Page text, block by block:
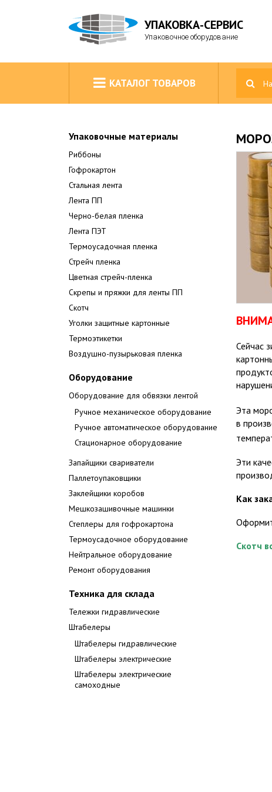
УПАКОВКА-СЕРВИС
Упаковочное оборудование
КАТАЛОГ ТОВАРОВ
Упаковочные материалы
Риббоны
Гофрокартон
Стальная лента
Лента ПП
Черно-белая пленка
Лента ПЭТ
Термоусадочная пленка
Стрейч пленка
Цветная стрейч-пленка
Скрепы и пряжки для ленты ПП
Скотч
Уголки защитные картонные
Термоэтикетки
Воздушно-пузырьковая пленка
Оборудование
Оборудование для обвязки лентой
Ручное механическое оборудование
Ручное автоматическое оборудование
Стационарное оборудование
Запайщики свариватели
Паллетоупаковщики
Заклейщики коробов
Мешкозашивочные машинки
Степлеры для гофрокартона
Термоусадочное оборудование
Нейтральное оборудование
Ремонт оборудования
Техника для склада
Тележки гидравлические
Штабелеры
Штабелеры гидравлические
Штабелеры электрические
Штабелеры электрические
самоходные
Сейчас
Эта
в
Эти
Как
Скотч